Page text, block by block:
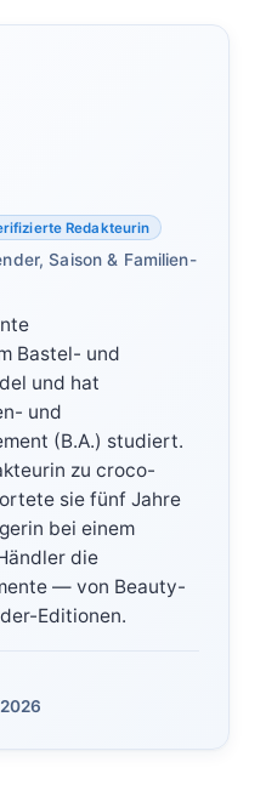
Redakteurin
Saison & Familien-
Bastel- und
und hat
und
(B.A.) studiert.
zu croco-
sie fünf Jahre
bei einem
die
— von Beauty-
Editionen.